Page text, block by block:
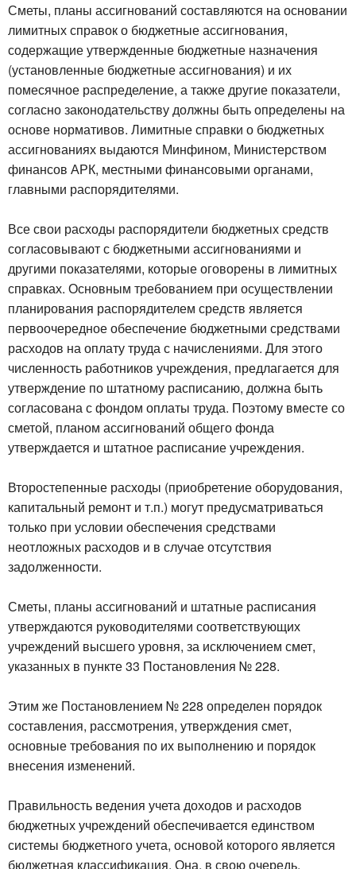
Сметы, планы ассигнований составляются на основании
лимитных справок о бюджетные ассигнования,
содержащие утвержденные бюджетные назначения
(установленные бюджетные ассигнования) и их
помесячное распределение, а также другие показатели,
согласно законодательству должны быть определены на
основе нормативов. Лимитные справки о бюджетных
ассигнованиях выдаются Минфином, Министерством
финансов АРК, местными финансовыми органами,
главными распорядителями.
Все свои расходы распорядители бюджетных средств
согласовывают с бюджетными ассигнованиями и
другими показателями, которые оговорены в лимитных
справках. Основным требованием при осуществлении
планирования распорядителем средств является
первоочередное обеспечение бюджетными средствами
расходов на оплату труда с начислениями. Для этого
численность работников учреждения, предлагается для
утверждение по штатному расписанию, должна быть
согласована с фондом оплаты труда. Поэтому вместе со
сметой, планом ассигнований общего фонда
утверждается и штатное расписание учреждения.
Второстепенные расходы (приобретение оборудования,
капитальный ремонт и т.п.) могут предусматриваться
только при условии обеспечения средствами
неотложных расходов и в случае отсутствия
задолженности.
Сметы, планы ассигнований и штатные расписания
утверждаются руководителями соответствующих
учреждений высшего уровня, за исключением смет,
указанных в пункте 33 Постановления № 228.
Этим же Постановлением № 228 определен порядок
составления, рассмотрения, утверждения смет,
основные требования по их выполнению и порядок
внесения изменений.
Правильность ведения учета доходов и расходов
бюджетных учреждений обеспечивается единством
системы бюджетного учета, основой которого является
бюджетная классификация. Она, в свою очередь,